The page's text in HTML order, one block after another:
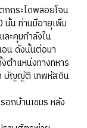
กกระไดพลอยโจน
นั้น ท่านมีอายุเพิ่ม
ะคุมกำลังใน
อน ดังนั้นต่อมา
ตำแหน่งทางทหาร
ท บัญญัติ เทพหัสดิน
บ้านเขมร หลัง